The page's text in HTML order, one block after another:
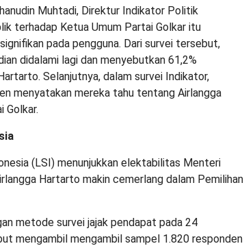
Muhtadi, Direktur Indikator Politik
terhadap Ketua Umum Partai Golkar itu
pada pengguna. Dari survei tersebut,
didalami lagi dan menyebutkan 61,2%
Selanjutnya, dalam survei Indikator,
menyatakan mereka tahu tentang Airlangga
Golkar.
(LSI) menunjukkan elektabilitas Menteri
Hartarto makin cemerlang dalam Pemilihan
metode survei jajak pendapat pada 24
mengambil mengambil sampel 1.820 responden